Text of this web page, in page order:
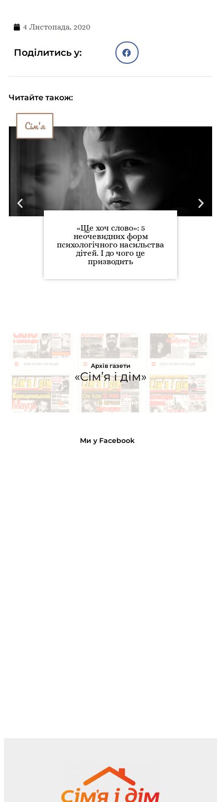
4 Листопада, 2020
Поділитись у:
Читайте також:
Сім'я
«Ще хоч слово»: 5
неочевидних форм
психологічного насильства
дітей. І до чого це
призводить
Архів газети
«Сім’я і дім»
Ми у Facebook